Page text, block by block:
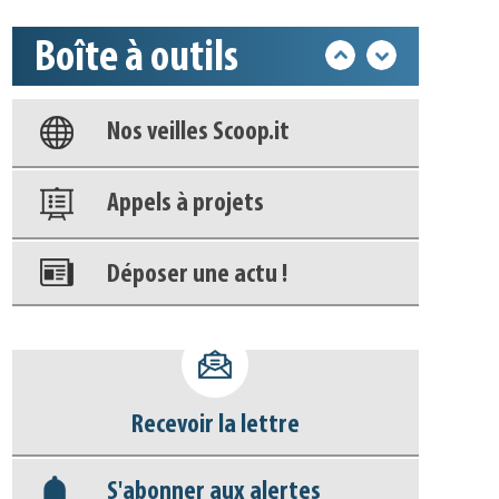
Boîte à outils
Base documentaire
Nos veilles Scoop.it
Appels à projets
Déposer une actu !
déconnecter)
Base documentaire
Recevoir la lettre
S'abonner aux alertes